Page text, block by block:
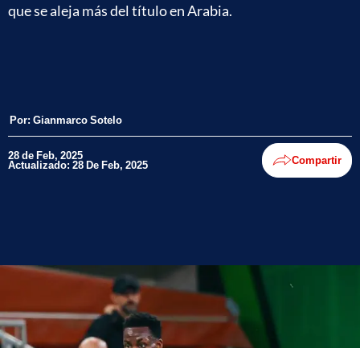
que se aleja más del título en Arabia.
Por: Gianmarco Sotelo
28 de Feb, 2025
Actualizado: 28 De Feb, 2025 Compartir